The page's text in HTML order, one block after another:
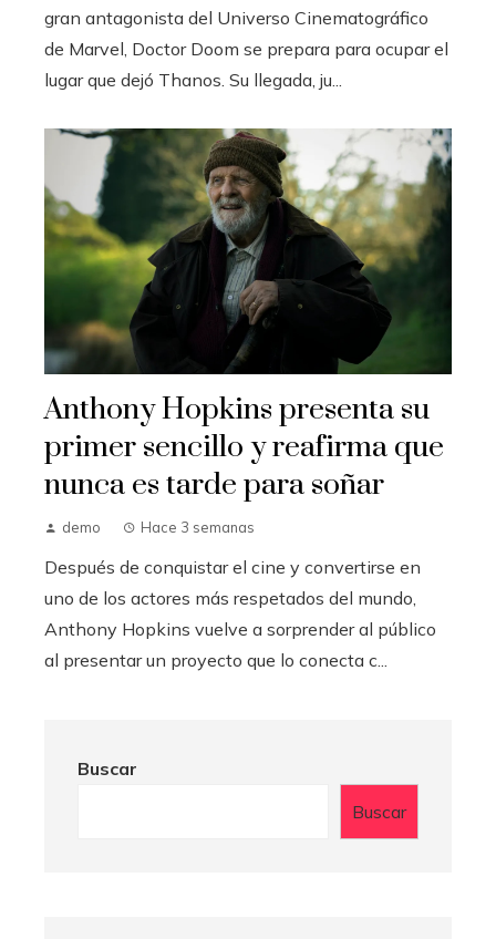
gran antagonista del Universo Cinematográfico
de Marvel, Doctor Doom se prepara para ocupar el
lugar que dejó Thanos. Su llegada, ju...
Anthony Hopkins presenta su
primer sencillo y reafirma que
nunca es tarde para soñar
demo Hace 3 semanas
Después de conquistar el cine y convertirse en
uno de los actores más respetados del mundo,
Anthony Hopkins vuelve a sorprender al público
al presentar un proyecto que lo conecta c...
Buscar
Buscar